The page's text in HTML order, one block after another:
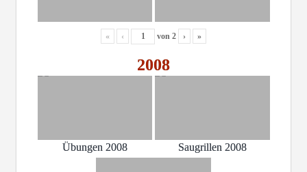
« ‹ von 2 › »
2008
Übungen 2008 Saugrillen 2008